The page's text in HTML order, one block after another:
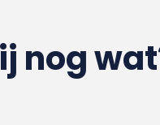
nog